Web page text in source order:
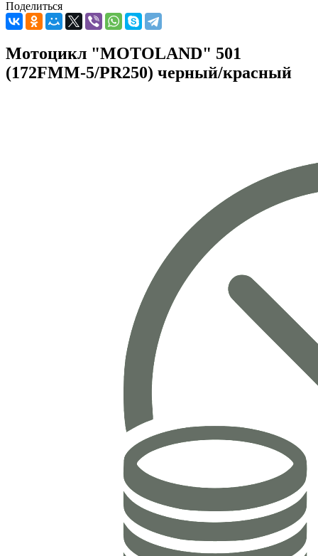
Поделиться
Мотоцикл "MOTOLAND" 501
(172FMM-5/PR250) черный/красный